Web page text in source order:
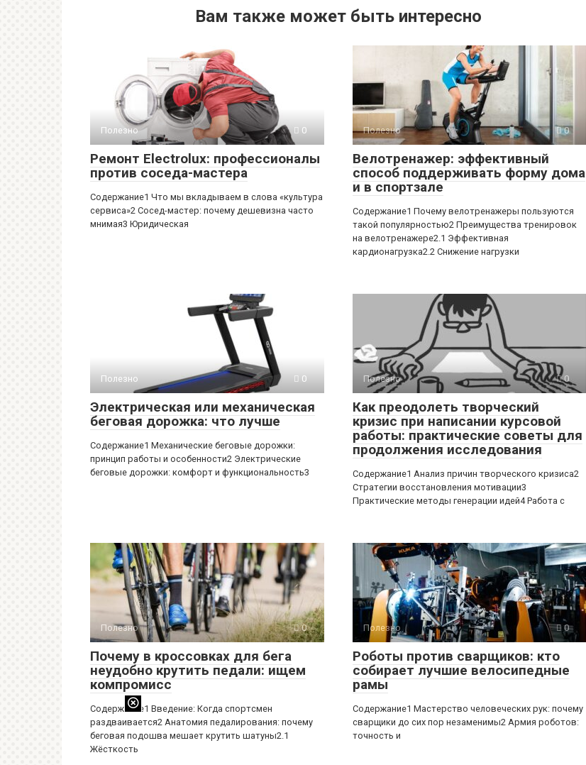
Вам также может быть интересно
Полезно 0
Ремонт Electrolux: профессионалы
против соседа-мастера
Содержание1 Что мы вкладываем в слова «культура
сервиса»2 Сосед-мастер: почему дешевизна часто
мнимая3 Юридическая
Полезно 0
Велотренажер: эффективный
способ поддерживать форму дома
и в спортзале
Содержание1 Почему велотренажеры пользуются
такой популярностью2 Преимущества тренировок
на велотренажере2.1 Эффективная
кардионагрузка2.2 Снижение нагрузки
Полезно 0
Электрическая или механическая
беговая дорожка: что лучше
Содержание1 Механические беговые дорожки:
принцип работы и особенности2 Электрические
беговые дорожки: комфорт и функциональность3
Полезно 0
Как преодолеть творческий
кризис при написании курсовой
работы: практические советы для
продолжения исследования
Содержание1 Анализ причин творческого кризиса2
Стратегии восстановления мотивации3
Практические методы генерации идей4 Работа с
Полезно 0
Почему в кроссовках для бега
неудобно крутить педали: ищем
компромисс
Содержание1 Введение: Когда спортсмен
раздваивается2 Анатомия педалирования: почему
беговая подошва мешает крутить шатуны2.1
Жёсткость
Полезно 0
Роботы против сварщиков: кто
собирает лучшие велосипедные
рамы
Содержание1 Мастерство человеческих рук: почему
сварщики до сих пор незаменимы2 Армия роботов:
точность и